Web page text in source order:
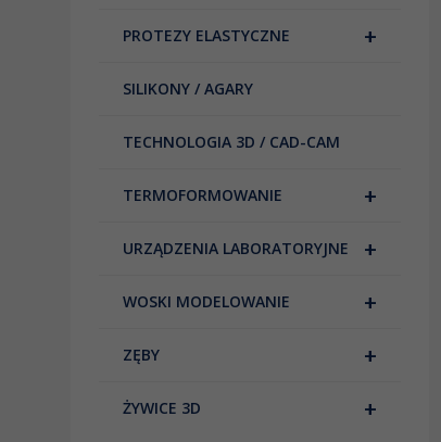
+
PROTEZY ELASTYCZNE
SILIKONY / AGARY
TECHNOLOGIA 3D / CAD-CAM
+
TERMOFORMOWANIE
+
URZĄDZENIA LABORATORYJNE
+
WOSKI MODELOWANIE
+
ZĘBY
+
ŻYWICE 3D